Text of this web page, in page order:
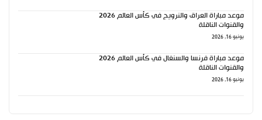
موعد مباراة العراق والنرويج في كأس العالم 2026
والقنوات الناقلة
يونيو 16, 2026
موعد مباراة فرنسا والسنغال في كأس العالم 2026
والقنوات الناقلة
يونيو 16, 2026